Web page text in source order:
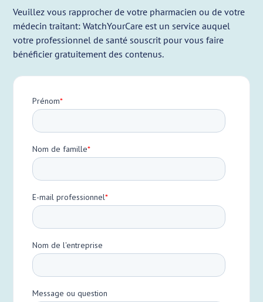
Veuillez vous rapprocher de votre pharmacien ou de votre
médecin traitant: WatchYourCare est un service auquel
votre professionnel de santé souscrit pour vous faire
bénéficier gratuitement des contenus.